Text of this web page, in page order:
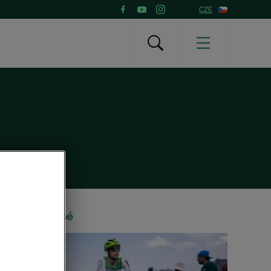
CZE
Doporučené